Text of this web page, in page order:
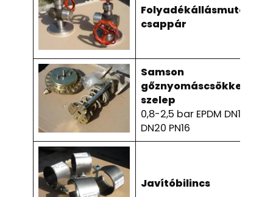
Folyadékállásmutató
csappár
Samson
gőznyomáscsökkentő
szelep
0,8-2,5 bar EPDM DN15
DN20 PN16
Javítóbilincs